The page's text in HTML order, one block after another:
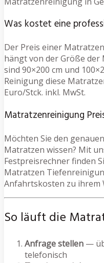
Was kostet eine
Der Preis einer
hängt von der Größe der
sind 90×200 cm und
Reinigung diese
Euro/Stck. inkl. MwSt.
Matratzenreinigung
Möchten Sie den
Matratzen wissen? Mit
Festpreisrechner finden
Matratzen
Anfahrtskosten zu ihrem
So läuft die
Anfrage stellen —
telefonisch